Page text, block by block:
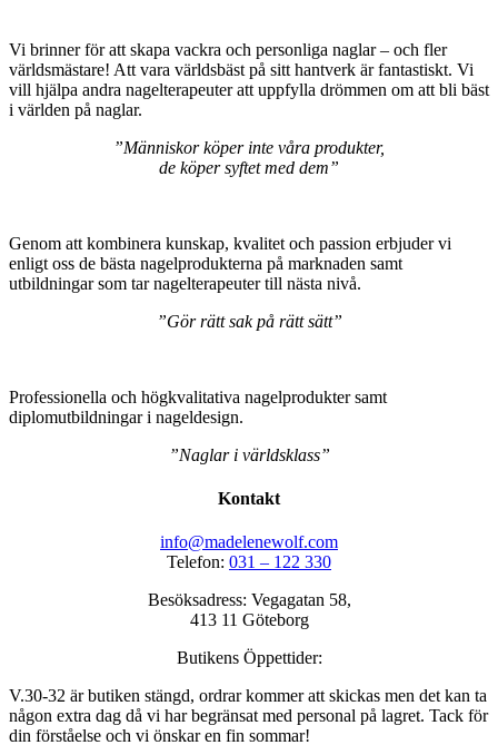
Vi brinner för att skapa vackra och personliga naglar – och fler
världsmästare! Att vara världsbäst på sitt hantverk är fantastiskt. Vi
vill hjälpa andra nagelterapeuter att uppfylla drömmen om att bli bäst
i världen på naglar.
”Människor köper inte våra produkter,
de köper syftet med dem”
Genom att kombinera kunskap, kvalitet och passion erbjuder vi
enligt oss de bästa nagelprodukterna på marknaden samt
utbildningar som tar nagelterapeuter till nästa nivå.
”Gör rätt sak på rätt sätt”
Professionella och högkvalitativa nagelprodukter samt
diplomutbildningar i nageldesign.
”Naglar i världsklass”
Kontakt
info@madelenewolf.com
Telefon: 031 – 122 330
Besöksadress: Vegagatan 58,
413 11 Göteborg
Butikens Öppettider:
V.30-32 är butiken stängd, ordrar kommer att skickas men det kan ta
någon extra dag då vi har begränsat med personal på lagret. Tack för
din förståelse och vi önskar en fin sommar!